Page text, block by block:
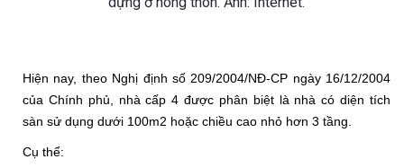
Hiện nay, theo Nghị định số 209/2004/NĐ-CP ngày 16/12/2004
của Chính phủ, nhà cấp 4 được phân biệt là nhà có diện tích
sàn sử dụng dưới 100m2 hoặc chiều cao nhỏ hơn 3 tầng.
Cụ thể: